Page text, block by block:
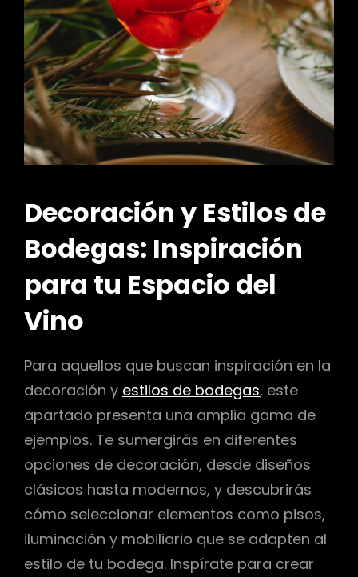
Decoración y Estilos de
Bodegas: Inspiración
para tu Espacio del
Vino
Para aquellos que buscan inspiración en la
decoración y estilos de bodegas, este
apartado presenta una amplia gama de
ejemplos. Te sumergirás en diferentes
opciones de decoración, desde diseños
clásicos hasta modernos, y descubrirás
cómo seleccionar elementos como pisos,
iluminación y mobiliario que se adapten al
estilo de tu bodega. Inspírate para crear